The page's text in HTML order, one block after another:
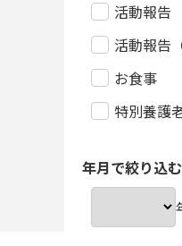
活動報告
活動報告
お食事
特別養護
年月で絞り込む